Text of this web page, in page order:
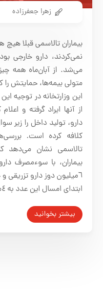
زهرا جعفرزاده
بیماران تالاسمی قبلا هیچ
نمی‌کردند، دارو خارجی
می‌شد. از آبان‌ماه همه چیز
متولی بیمه‌ها، حمایتش را
این وزارتخانه در توجیه
از آنها ایراد گرفته و
دارو، تولید داخل را زیر
کلافه کرده است.
٦‌میلیون دوز دارو
ابتدای امسال این عدد به ٤‌میلیون رسیده است.
بیشتر بخوانید